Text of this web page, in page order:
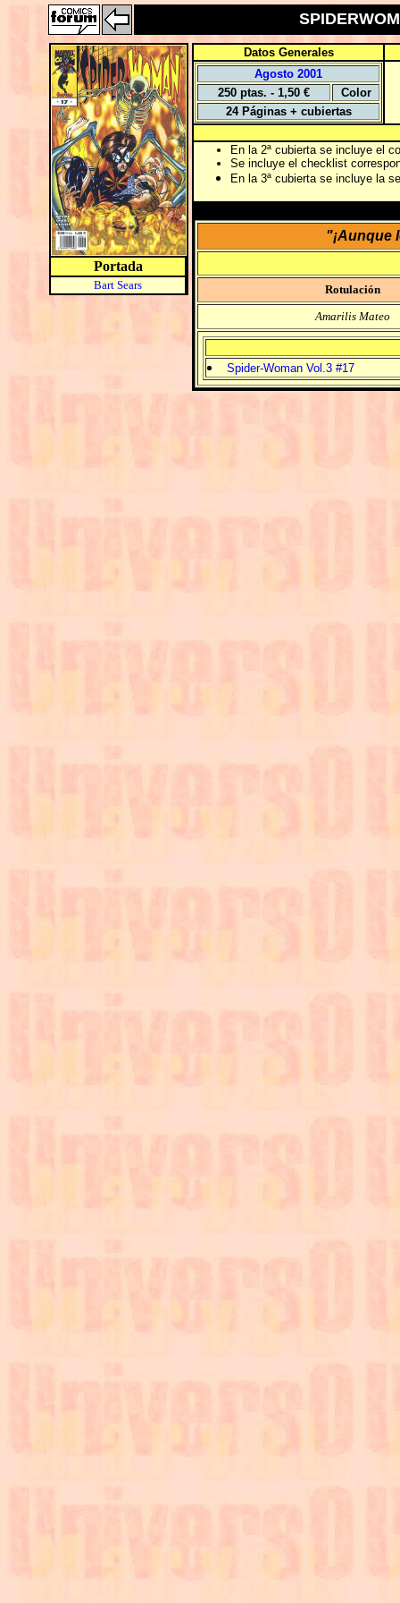
Portada
Bart Sears
Datos Generales
Agosto 2001
250 ptas. - 1,50 €
Color
24 Páginas + cubiertas
En la 2ª cubierta se incluye el
Se incluye el checklist
En la 3ª cubierta se incluye la
"¡Aunque
Rotulación
Amarilis Mateo
Spider-Woman Vol.3 #17